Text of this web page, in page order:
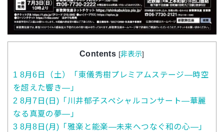
Contents [非表示]
1 8月6日（土）「東儀秀樹プレミアムステージ―時空
を超えた響き―」
2 8月7日(日)「川井郁子スペシャルコンサート―華麗
なる真夏の夢―」
3 8月8日(月)「雅楽と能楽―未来へつなぐ和の心―」